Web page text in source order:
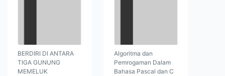
BERDIRI DI ANTARA
TIGA GUNUNG
MEMELUK
Algoritma dan
Pemrogaman Dalam
Bahasa Pascal dan C